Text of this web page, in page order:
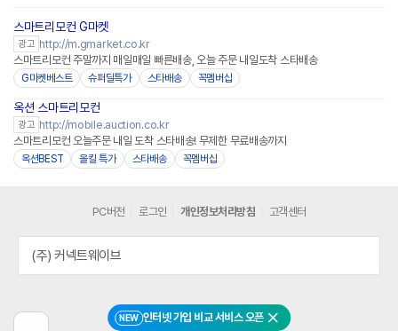
스마트리모컨 G마켓
광고 http://m.gmarket.co.kr
스마트리모컨 주말까지 매일매일 빠른배송, 오늘 주문 내일도착 스타배송
G마켓베스트 슈퍼딜특가 스타배송 꼭멤버십
옥션 스마트리모컨
광고 http://mobile.auction.co.kr
스마트리모컨 오늘주문 내일 도착 스타배송! 무제한 무료배송까지
옥션BEST 올킬 특가 스타배송 꼭멤버십
NEW 인터넷 가입 비교 서비스 오픈 닫기
PC버전 로그인 개인정보처리방침 고객센터
(주) 커넥트웨이브